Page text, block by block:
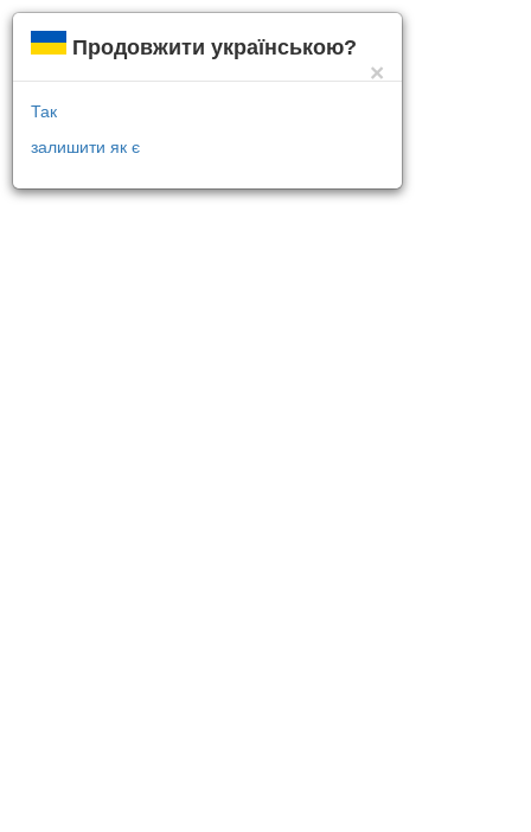
Продовжити українською?
×
Так
залишити як є